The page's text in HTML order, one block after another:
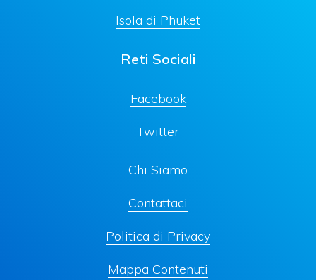
Isola di Phuket
Reti Sociali
Facebook
Twitter
Chi Siamo
Contattaci
Politica di Privacy
Mappa Contenuti